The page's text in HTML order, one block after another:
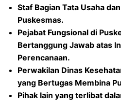
Staf Bagian Tata Usaha
Puskesmas.
Pejabat Fungsional di
Bertanggung Jawab atas
Perencanaan.
Perwakilan Dinas
yang Bertugas Membina
Pihak lain yang terlibat